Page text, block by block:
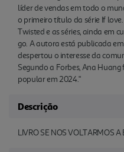
líder de vendas em todo o
o primeiro título da série If
Twisted e as séries, ainda em
go. A autora está publicada
despertou o interesse da
Segundo a Forbes, Ana
popular em 2024."
Descrição
LIVRO SE NOS VOLTARMOS